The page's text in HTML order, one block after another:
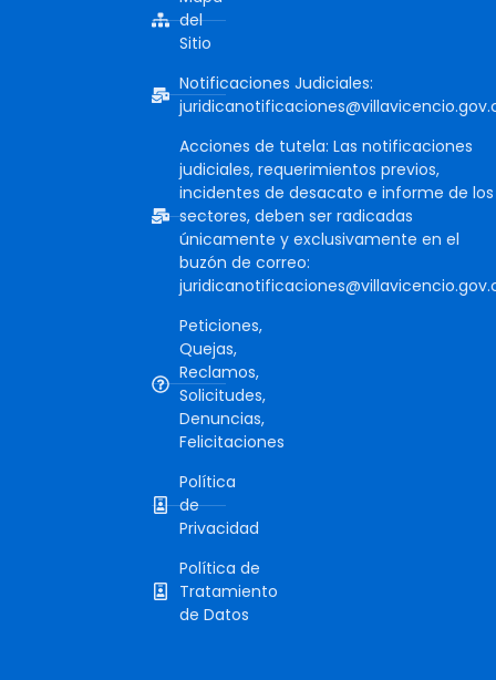
del
Sitio
Notificaciones Judiciales:
Acciones de tutela: Las notificaciones
judiciales, requerimientos previos,
incidentes de desacato e informe de los
sectores, deben ser radicadas
únicamente y exclusivamente en el
buzón de correo:
Peticiones,
Quejas,
Reclamos,
Solicitudes,
Denuncias,
Felicitaciones
Política
de
Privacidad
Política de
Tratamiento
de Datos